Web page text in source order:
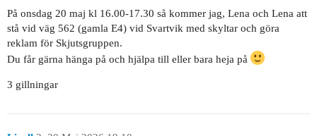
På onsdag 20 maj kl 16.00-17.30 så kommer jag, Lena och Lena att
stå vid väg 562 (gamla E4) vid Svartvik med skyltar och göra
reklam för Skjutsgruppen.
Du får gärna hänga på och hjälpa till eller bara heja på
3 gillningar